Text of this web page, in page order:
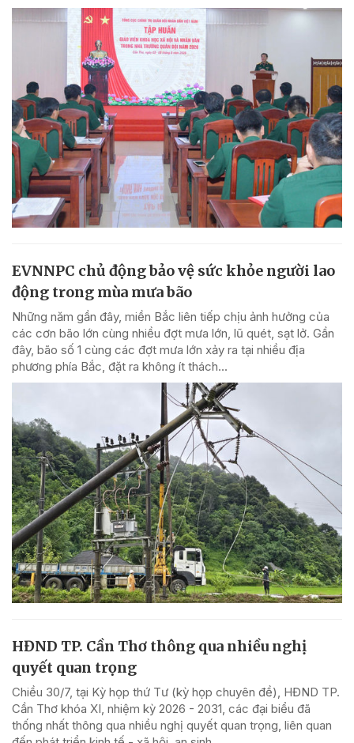
EVNNPC chủ động bảo vệ sức khỏe người lao
động trong mùa mưa bão
Những năm gần đây, miền Bắc liên tiếp chịu ảnh hưởng của
các cơn bão lớn cùng nhiều đợt mưa lớn, lũ quét, sạt lở. Gần
đây, bão số 1 cùng các đợt mưa lớn xảy ra tại nhiều địa
phương phía Bắc, đặt ra không ít thách...
HĐND TP. Cần Thơ thông qua nhiều nghị
quyết quan trọng
Chiều 30/7, tại Kỳ họp thứ Tư (kỳ họp chuyên đề), HĐND TP.
Cần Thơ khóa XI, nhiệm kỳ 2026 - 2031, các đại biểu đã
thống nhất thông qua nhiều nghị quyết quan trọng, liên quan